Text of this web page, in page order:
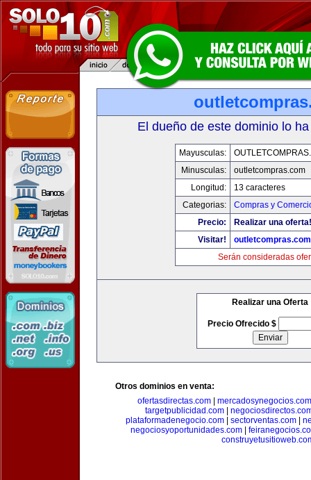
El dueño de este dominio lo
Mayusculas:
Minusculas:
outletcompras.com
Longitud:
13 caracteres
Categorias:
Compras y
Precio:
Realizar una oferta!
Visitar!
outletcompras.com
Serán consideradas
Realizar una Oferta
Precio Ofrecido $
Otros dominios en venta:
ofertasdirectas.com
mercadosynegocios.com
targetpublicidad.com
plataformadenegocio.com| sectorventas.com|
negociosyoportunidades.com